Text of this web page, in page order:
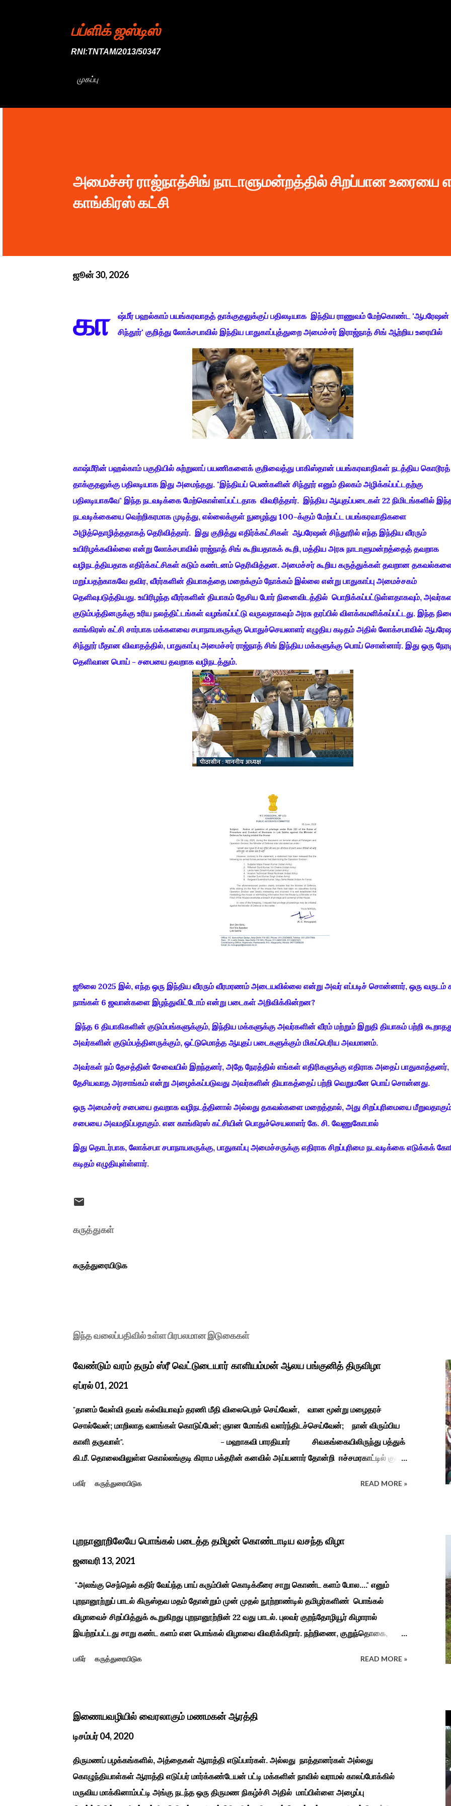
பப்ளிக் ஜஸ்டிஸ்
RNI:TNTAM/2013/50347
முகப்பு
அமைச்சர் ராஜ்நாத்சிங் நாடாளுமன்றத்தில் சிறப்பான உரையை
காங்கிரஸ் கட்சி
ஜூன் 30, 2026
கா
ஷ்மீர் பஹல்காம் பயங்கரவாதத் தாக்குதலுக்குப் பதிலடியாக இந்திய ராணுவம் மேற்கொண்ட 'ஆபரேஷன்
சிந்தூர்' குறித்து லோக்சபாவில் இந்திய பாதுகாப்புத்துறை அமைச்சர் இராஜ்நாத் சிங் ஆற்றிய உரையில்
காஷ்மீரின் பஹல்காம் பகுதியில் சுற்றுலாப் பயணிகளைக் குறிவைத்து பாகிஸ்தான் பயங்கரவாதிகள் நடத்திய கொடூரத்
தாக்குதலுக்கு பதிலடியாக இது அமைந்தது. "இந்தியப் பெண்களின் சிந்தூர் எனும் திலகம் அழிக்கப்பட்டதற்கு
பதிலடியாகவே" இந்த நடவடிக்கை மேற்கொள்ளப்பட்டதாக விவரித்தார். இந்திய ஆயுதப்படைகள் 22 நிமிடங்களில்
நடவடிக்கையை வெற்றிகரமாக முடித்து, எல்லைக்குள் நுழைந்து 100-க்கும் மேற்பட்ட பயங்கரவாதிகளை
அழித்தொழித்ததாகத் தெரிவித்தார். இது குறித்து எதிர்க்கட்சிகள் ஆபரேஷன் சிந்தூரில் எந்த இந்திய வீரரும்
உயிரிழக்கவில்லை என்று லோக்சபாவில் ராஜ்நாத் சிங் கூறியதாகக் கூறி, மத்திய அரசு நாடாளுமன்றத்தைத் தவறாக
வழிநடத்தியதாக எதிர்க்கட்சிகள் கடும் கண்டனம் தெரிவித்தன. அமைச்சர் கூறிய கருத்துக்கள் தவறான
மறுப்பதற்காகவே தவிர, வீரர்களின் தியாகத்தை மறைக்கும் நோக்கம் இல்லை என்று பாதுகாப்பு அமைச்சகம்
தெளிவுபடுத்தியது. உயிரிழந்த வீரர்களின் தியாகம் தேசிய போர் நினைவிடத்தில் பொறிக்கப்பட்டுள்ளதாகவும்,
குடும்பத்தினருக்கு உரிய நலத்திட்டங்கள் வழங்கப்பட்டு வருவதாகவும் அரசு தரப்பில் விளக்கமளிக்கப்பட்டது. இந்த
காங்கிரஸ் கட்சி சார்பாக மக்களவை சபாநாயகருக்கு பொதுச்செயலாளர் எழுதிய கடிதம் அதில் லோக்சபாவில்
சிந்தூர் மீதான விவாதத்தில், பாதுகாப்பு அமைச்சர் ராஜ்நாத் சிங் இந்திய மக்களுக்கு பொய் சொன்னார். இது ஒரு
தெளிவான பொய் - சபையை தவறாக வழிநடத்தும்.
ஜூலை 2025 இல், எந்த ஒரு இந்திய வீரரும் வீரமரணம் அடையவில்லை என்று அவர் எப்படிச் சொன்னார், ஒரு வருடம்
நாங்கள் 6 ஜவான்களை இழந்துவிட்டோம் என்று படைகள் அறிவிக்கின்றன?
இந்த 6 தியாகிகளின் குடும்பங்களுக்கும், இந்திய மக்களுக்கு அவர்களின் வீரம் மற்றும் இறுதி தியாகம் பற்றி
அவர்களின் குடும்பத்தினருக்கும், ஒட்டுமொத்த ஆயுதப் படைகளுக்கும் மிகப்பெரிய அவமானம்.
அவர்கள் நம் தேசத்தின் சேவையில் இறந்தனர், அதே நேரத்தில் எங்கள் எதிரிகளுக்கு எதிராக அதைப் பாதுகாத்தனர்,
தேசியவாத அரசாங்கம் என்று அழைக்கப்படுவது அவர்களின் தியாகத்தைப் பற்றி வெறுமனே பொய் சொன்னது.
ஒரு அமைச்சர் சபையை தவறாக வழிநடத்தினால் அல்லது தகவல்களை மறைத்தால், அது சிறப்புரிமையை
சபையை அவமதிப்பதாகும். என காங்கிரஸ் கட்சியின் பொதுச்செயலாளர் கே. சி. வேணுகோபால்
இது தொடர்பாக, லோக்சபா சபாநாயகருக்கு, பாதுகாப்பு அமைச்சருக்கு எதிராக சிறப்புரிமை நடவடிக்கை எடுக்கக்
கடிதம் எழுதியுள்ள்ளார்.
கருத்துகள்
கருத்துரையிடுக
இந்த வலைப்பதிவில் உள்ள பிரபலமான இடுகைகள்
வேண்டும் வரம் தரும் ஸ்ரீ வெட்டுடையார் காளியம்மன் ஆலய பங்குனித் திருவிழா
ஏப்ரல் 01, 2021
"தானம் வேள்வி தவங் கல்வியாவும் தரணி மீதி விலைபெறச் செய்வேன், வான மூன்று மழைதரச்
சொல்வேன்; மாறிலாத வளங்கள் கொடுப்பேன்; ஞான மோங்கி வளர்ந்திடச்செய்வேன்; நான் விரும்பிய
காளி தருவாள்". - மஹாகவி பாரதியார் சிவகங்கையிலிருந்து பத்துக்
கி.மீ. தொலைவிலுள்ள கொல்லங்குடி கிராம பக்தரின் கனவில் அய்யனார் தோன்றி ஈச்சமரகாட்டில் குடி
சிலை தென்படவே அந்த அய்யனார் சிலையை எடுத்தனர் அது வெட்டி எடுத்த அய்யனார்
காளையார் கோவிலில் இரண்டாம் மனைவி கௌரி நாச்சியாருடன் கொல்லபட்டார். அவரது முதல்
மனைவி வேலுநாச்சியார...
பகிர் கருத்துரையிடுக READ MORE »
புறநானூறிலேயே பொங்கல் படைத்த தமிழன் கொண்டாடிய வசந்த விழா
ஜனவரி 13, 2021
"அலங்கு செந்நெல் கதிர் வேய்ந்த பாய் கரும்பின் கொடிக்கீரை சாறு கொண்ட களம் போல...." எனும்
புறநானூற்றுப் பாடல் கிருஸ்தவ மதம் தோன்றும் முன் முதல் நூற்றாண்டில் தமிழர்களிண் பொங்கல்
விழாவைச் சிறப்பித்துக் கூறுகிறது புறநானூற்றின் 22 வது பாடல். புலவர் குறந்தோழியூர் கிழாரால்
இயற்றப்பட்டது சாறு கண்ட களம் என பொங்கல் விழாவை விவரிக்கிறார். நற்றிணை, குறுந்தொகை,
பாடல்கள் மூலம் பொங்கலை பழந்தமிழர் கொண்டாடிய வாழ்வினைப் பாங்காய் பதிவு செய்துள்ளார். சங்க
தமிழர்கள் சொந்த பிள்ளைகளைப் போல கால்நடைகளை வளர்த்துப் போற்றி உடன் விளையாடி மகிழ்வதும்
இயற்கையுடன் இணைந்த இயந்திரம் இல்லாத கால வாழ்க்கை முறையாகும். தொடர்ந்து உற்றார்
...
பகிர் கருத்துரையிடுக READ MORE »
இணையவழியில் வைரலாகும் மணமகன் ஆரத்தி
டிசம்பர் 04, 2020
திருமணப் பழக்கங்களில், அத்தைகள் ஆராத்தி எடுப்பார்கள். அல்லது நாத்தானர்கள் அல்லது
கொழுந்தியாள்கள் ஆராத்தி எடுப்பர் மார்க்கண்டேயன் பட்டி மக்களின் நாவில் வராமல் காலப்போக்கில்
மருவிய மாக்கினாம்பட்டி அங்கு நடந்த ஒரு திருமண நிகழ்ச்சி அதில் மாப்பிள்ளை அழைப்பு